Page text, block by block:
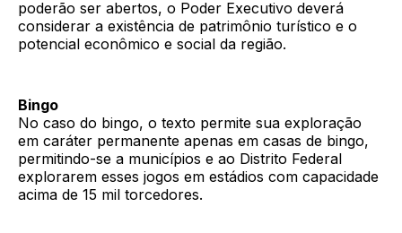
poderão ser abertos, o Poder Executivo deverá
considerar a existência de patrimônio turístico e o
potencial econômico e social da região.
Bingo
No caso do bingo, o texto permite sua exploração
em caráter permanente apenas em casas de bingo,
permitindo-se a municípios e ao Distrito Federal
explorarem esses jogos em estádios com capacidade
acima de 15 mil torcedores.